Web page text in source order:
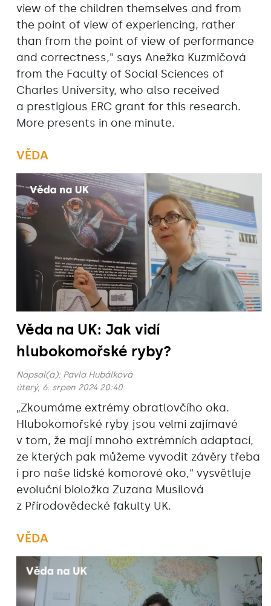
view of the children themselves and from
the point of view of experiencing, rather
than from the point of view of performance
and correctness," says Anežka Kuzmičová
from the Faculty of Social Sciences of
Charles University, who also received
a prestigious ERC grant for this research.
More presents in one minute.
VĚDA
Věda na UK: Jak vidí
hlubokomořské ryby?
Napsal(a): Pavla Hubálková
úterý, 6. srpen 2024 20:40
„Zkoumáme extrémy obratlovčího oka.
Hlubokomořské ryby jsou velmi zajímavé
v tom, že mají mnoho extrémních adaptací,
ze kterých pak můžeme vyvodit závěry třeba
i pro naše lidské komorové oko,“ vysvětluje
evoluční bioložka Zuzana Musilová
z Přírodovědecké fakulty UK.
VĚDA